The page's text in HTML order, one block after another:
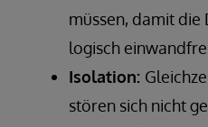
müssen, damit
logisch
Isolation:
stören sich nicht